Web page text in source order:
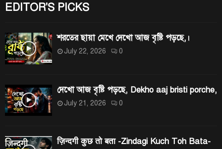
EDITOR'S PICKS
শরতের ছায়া মেখে দেখো আজ বৃষ্টি পড়ছে,।
July 22, 2026 0
দেখো আজ বৃষ্টি পড়ছে, Dekho aaj bristi porche,
July 21, 2026 0
ज़िन्दगी कुछ तो बता -Zindagi Kuch Toh Bata-